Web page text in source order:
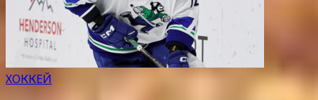
ХОККЕЙ